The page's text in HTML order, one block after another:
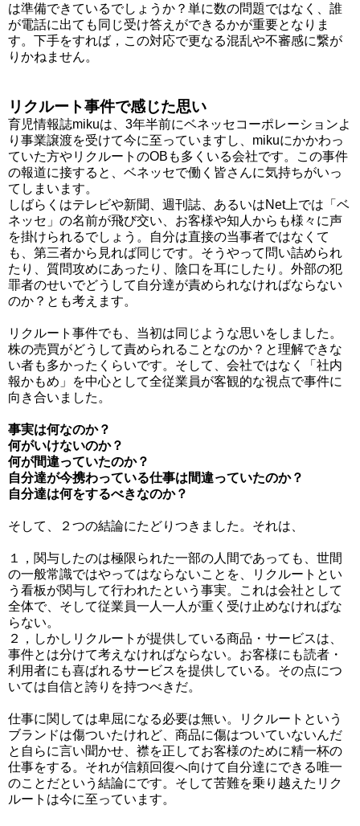
は準備できているでしょうか？単に数の問題ではなく、誰
が電話に出ても同じ受け答えができるかが重要となりま
す。下手をすれば，この対応で更なる混乱や不審感に繋が
りかねません。
リクルート事件で感じた思い
育児情報誌mikuは、3年半前にベネッセコーポレーションよ
り事業譲渡を受けて今に至っていますし、mikuにかかわっ
ていた方やリクルートのOBも多くいる会社です。この事件
の報道に接すると、ベネッセで働く皆さんに気持ちがいっ
てしまいます。
しばらくはテレビや新聞、週刊誌、あるいはNet上では「ベ
ネッセ」の名前が飛び交い、お客様や知人からも様々に声
を掛けられるでしょう。自分は直接の当事者ではなくて
も、第三者から見れば同じです。そうやって問い詰められ
たり、質問攻めにあったり、陰口を耳にしたり。外部の犯
罪者のせいでどうして自分達が責められなければならない
のか？とも考えます。
リクルート事件でも、当初は同じような思いをしました。
株の売買がどうして責められることなのか？と理解できな
い者も多かったくらいです。そして、会社ではなく「社内
報かもめ」を中心として全従業員が客観的な視点で事件に
向き合いました。
事実は何なのか？
何がいけないのか？
何が間違っていたのか？
自分達が今携わっている仕事は間違っていたのか？
自分達は何をするべきなのか？
そして、２つの結論にたどりつきました。それは、
１，関与したのは極限られた一部の人間であっても、世間
の一般常識ではやってはならないことを、リクルートとい
う看板が関与して行われたという事実。これは会社として
全体で、そして従業員一人一人が重く受け止めなければな
らない。
２，しかしリクルートが提供している商品・サービスは、
事件とは分けて考えなければならない。お客様にも読者・
利用者にも喜ばれるサービスを提供している。その点につ
いては自信と誇りを持つべきだ。
仕事に関しては卑屈になる必要は無い。リクルートという
ブランドは傷ついたけれど、商品に傷はついていないんだ
と自らに言い聞かせ、襟を正してお客様のために精一杯の
仕事をする。それが信頼回復へ向けて自分達にできる唯一
のことだという結論にです。そして苦難を乗り越えたリク
ルートは今に至っています。